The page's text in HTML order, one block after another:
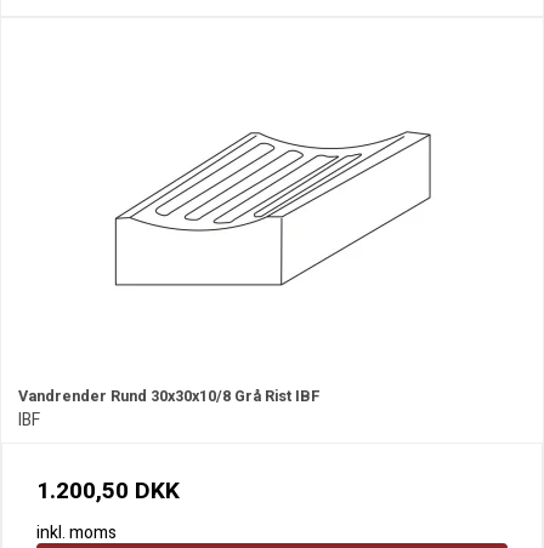
Vandrender Rund 30x30x10/8 Grå Rist IBF
IBF
1.200,50 DKK
inkl. moms